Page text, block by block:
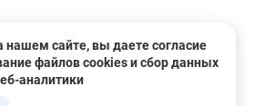
нашем сайте, вы даете согласие
файлов cookies и сбор данных
аналитики